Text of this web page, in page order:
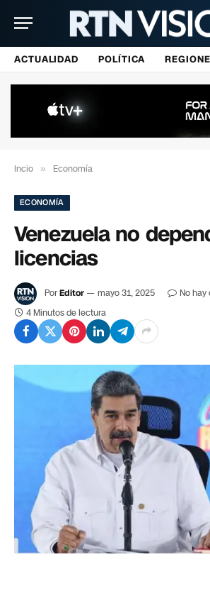
ACTUALIDAD POLÍTICA
Incio » Economía
ECONOMÍA
Venezuela no
licencias
PorEditor mayo 31, 2025
No hay
4 Minutos de lectura